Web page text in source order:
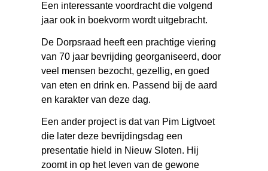
Een interessante voordracht die volgend
jaar ook in boekvorm wordt uitgebracht.
De Dorpsraad heeft een prachtige viering
van 70 jaar bevrijding georganiseerd, door
veel mensen bezocht, gezellig, en goed
van eten en drink en. Passend bij de aard
en karakter van deze dag.
Een ander project is dat van Pim Ligtvoet
die later deze bevrijdingsdag een
presentatie hield in Nieuw Sloten. Hij
zoomt in op het leven van de gewone